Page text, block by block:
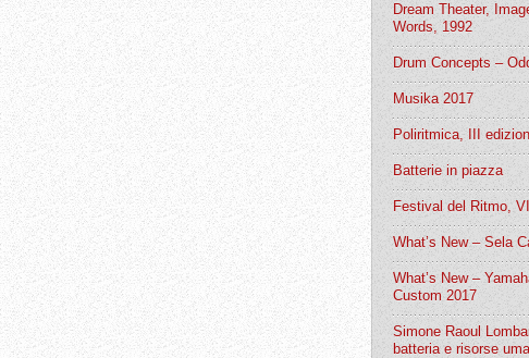
Dream Theater,
Words, 1992
Drum Concepts –
Musika 2017
Poliritmica, III
Batterie in piazza
Festival del Ritmo,
What’s New – Sela
What’s New –
Custom 2017
Simone Raoul
batteria e risorse